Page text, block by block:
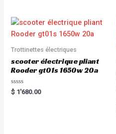
Trottinettes électriques
scooter électrique pliant
Rooder gt01s 1650w 20a
R
a
$ 1'680.00